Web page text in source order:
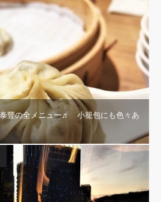
泰豐の全メニュー♬ 小籠包にも色々あ